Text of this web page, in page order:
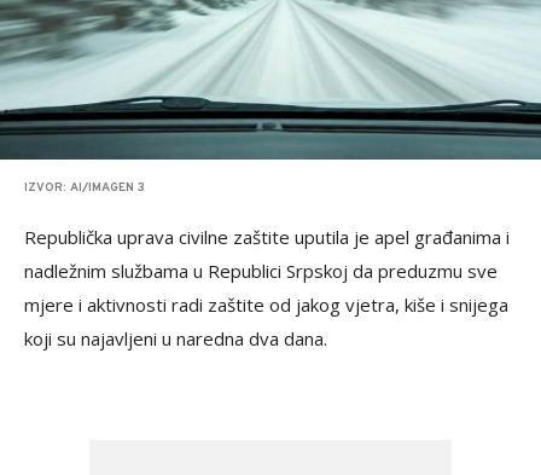
IZVOR: AI/IMAGEN 3
Republička uprava civilne zaštite uputila je apel građanima i
nadležnim službama u Republici Srpskoj da preduzmu sve
mjere i aktivnosti radi zaštite od jakog vjetra, kiše i snijega
koji su najavljeni u naredna dva dana.